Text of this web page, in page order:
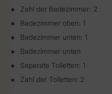
Zahl der Badezimmer: 2
Badezimmer oben: 1
Badezimmer unten: 1
Badezimmer unten
Separate Toiletten: 1
Zahl der Toiletten: 2